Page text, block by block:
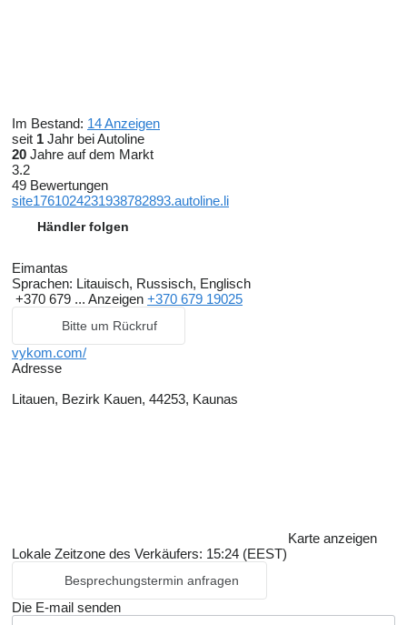
Im Bestand: 14 Anzeigen
seit 1 Jahr bei Autoline
20 Jahre auf dem Markt
3.2
49 Bewertungen
site1761024231938782893.autoline.li
Händler folgen
Eimantas
Sprachen: Litauisch, Russisch, Englisch
+370 679 ... Anzeigen +370 679 19025
Bitte um Rückruf
vykom.com/
Adresse
Litauen, Bezirk Kauen, 44253, Kaunas
Karte anzeigen
Lokale Zeitzone des Verkäufers: 15:24 (EEST)
Besprechungstermin anfragen
Die E-mail senden